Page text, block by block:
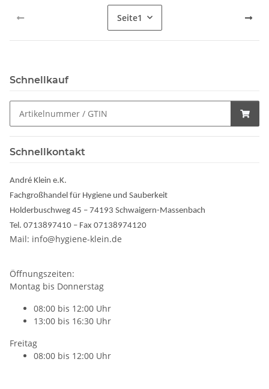
Seite1
Schnellkauf
Schnellkontakt
André Klein e.K.
Fachgroßhandel für Hygiene und Sauberkeit
Holderbuschweg 45 – 74193 Schwaigern-Massenbach
Tel. 0713897410 – Fax 07138974120
Mail: info@hygiene-klein.de
Öffnungszeiten:
Montag bis Donnerstag
08:00 bis 12:00 Uhr
13:00 bis 16:30 Uhr
Freitag
08:00 bis 12:00 Uhr